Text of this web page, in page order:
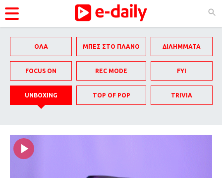
ΚΑΤΗΓΟΡΊΕΣ
Ειδήσεις
Θέματα
Videos
Viral
ΟΛΑ ΜΠΕΣ ΣΤΟ ΠΛΑΝΟ ΔΙΛΗΜΜΑΤΑ
FOCUS ON REC MODE FYI
UNBOXING TOP OF POP TRIVIA
Unboxing